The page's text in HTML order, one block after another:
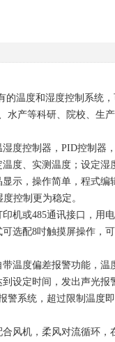
的温度和湿度控制系统 ，
水产等科研、 院校、 生
度控制器 ，PID控制器 ，
温度、 实测温度 ； 设定湿
显示 ， 操作简单 ， 程式编
度控制更为稳定。
印机或485通讯接口 ， 用
可选配8吋触摸屏操作 ，
带温度偏差报警功能 ， 温
到设定时间 ， 发出声光报
警系统 ， 超过限制温度
合风机 ， 柔风对流循环 ，